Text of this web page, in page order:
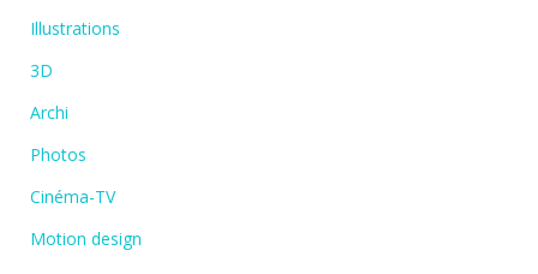
Illustrations
3D
Archi
Photos
Cinéma-TV
Motion design